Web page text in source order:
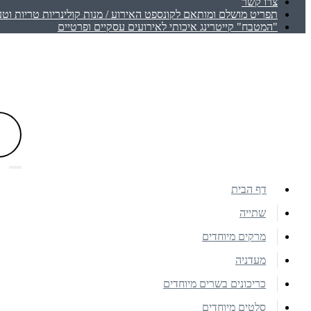
תפריט מושלם ומותאם לקונספט האירוע / מנות קולינריות טריות
"המטבח" קייטרינג איכותי לאירועים עסקיים ופרטיים
דף הבית
שתייה
מרקים מיוחדים
מעדניה
כריכונים בשרים מיוחדים
סלטים מיוחדים